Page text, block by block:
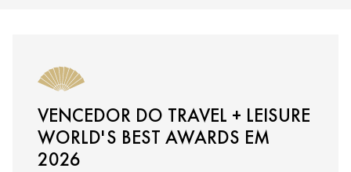
VENCEDOR DO TRAVEL + LEISURE
WORLD'S BEST AWARDS EM
2026